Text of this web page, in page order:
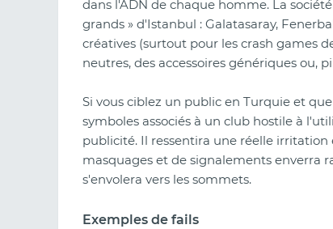
dans l'ADN de chaque homme. La
grands » d'Istanbul : Galatasaray,
créatives (surtout pour les crash games
neutres, des accessoires génériques ou,
Si vous ciblez un public en Turquie et
symboles associés à un club hostile à
publicité. Il ressentira une réelle
masquages et de signalements enverra
s'envolera vers les sommets.
Exemples de fails